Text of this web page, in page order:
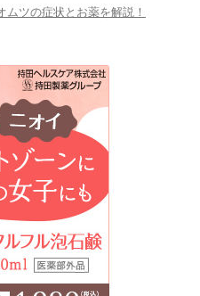
ツの症状とお薬を解説！